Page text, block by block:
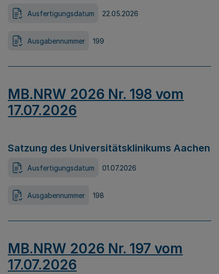
Ausfertigungsdatum 22.05.2026
Ausgabennummer 199
MB.NRW 2026 Nr. 198 vom
17.07.2026
Satzung des Universitätsklinikums Aachen
Ausfertigungsdatum 01.07.2026
Ausgabennummer 198
MB.NRW 2026 Nr. 197 vom
17.07.2026